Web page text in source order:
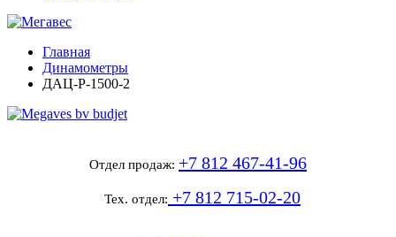
Главная
Динамометры
ДАЦ-Р-1500-2
Отдел продаж: +7 812 467-41-96
Тех. отдел: +7 812 715-02-20